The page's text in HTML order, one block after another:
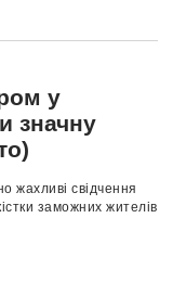
у
значну
жахливі свідчення
заможних жителів